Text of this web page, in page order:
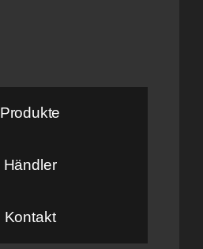
Produkte
Händler
Kontakt